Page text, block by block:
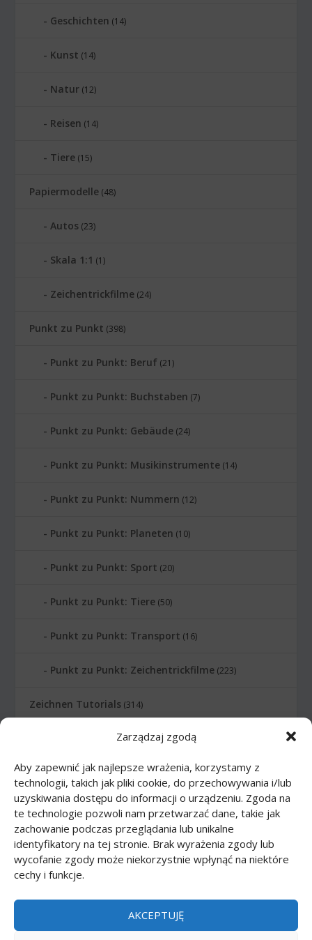
Zarządzaj zgodą
Aby zapewnić jak najlepsze wrażenia, korzystamy z
technologii, takich jak pliki cookie, do przechowywania i/lub
uzyskiwania dostępu do informacji o urządzeniu. Zgoda na
te technologie pozwoli nam przetwarzać dane, takie jak
zachowanie podczas przeglądania lub unikalne
identyfikatory na tej stronie. Brak wyrażenia zgody lub
wycofanie zgody może niekorzystnie wpłynąć na niektóre
cechy i funkcje.
AKCEPTUJĘ
Geschichten (14)
Kunst (14)
Natur (12)
Reisen (14)
Tiere (15)
Papiermodelle (48)
Autos (23)
Skala 1:1 (1)
Zeichentrickfilme (24)
Punkt zu Punkt (398)
Punkt zu Punkt: Beruf (21)
Punkt zu Punkt: Buchstaben (7)
Punkt zu Punkt: Gebäude (24)
Punkt zu Punkt: Musikinstrumente (14)
Punkt zu Punkt: Nummern (12)
Punkt zu Punkt: Planeten (10)
Punkt zu Punkt: Sport (20)
Punkt zu Punkt: Tiere (50)
Punkt zu Punkt: Transport (16)
Punkt zu Punkt: Zeichentrickfilme (223)
Zeichnen Tutorials (314)
Zeichnen Tutorials: Comics(46)
Zeichnen Tutorials: Körper(27)
Zeichnen Tutorials: Lebensmittel (10)
Zeichnen Tutorials: Tiere(83)
Zeichnen Tutorials: Transport
(12)